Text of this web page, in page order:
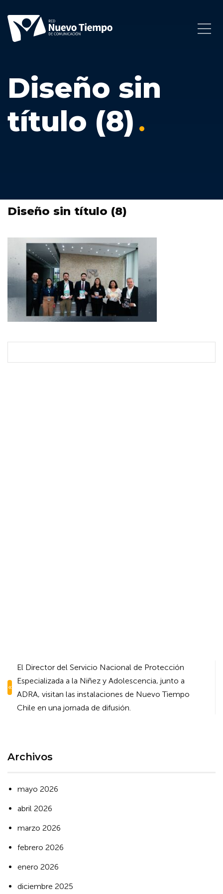
Diseño sin
título (8)
Diseño sin título (8)
Navegación
de
entradas
El Director del Servicio Nacional de Protección
Especializada a la Niñez y Adolescencia, junto a
ADRA, visitan las instalaciones de Nuevo Tiempo
Chile en una jornada de difusión.
Archivos
mayo 2026
abril 2026
marzo 2026
febrero 2026
enero 2026
diciembre 2025